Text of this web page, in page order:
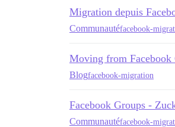
Migration depuis
Communautéfacebook-
Moving from Facebook
Blogfacebook-migration
Facebook Groups -
Communautéfacebook-